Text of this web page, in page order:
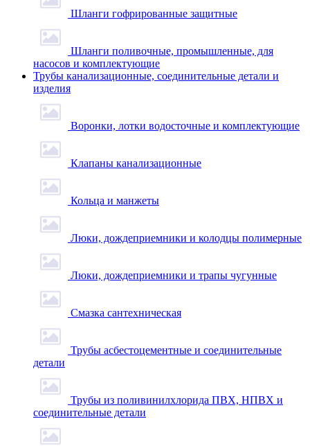
Шланги гофрированные защитные
Шланги поливочные, промышленные, для
насосов и комплектующие
Трубы канализационные, соединительные детали и
изделия
Воронки, лотки водосточные и комплектующие
Клапаны канализационные
Кольца и манжеты
Люки, дождеприемники и колодцы полимерные
Люки, дождеприемники и трапы чугунные
Смазка сантехническая
Трубы асбестоцементные и соединительные
детали
Трубы из поливинилхлорида ПВХ, НПВХ и
соединительные детали